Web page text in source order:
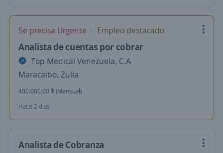
Se precisa Urgente Empleo destacado
Analista de cuentas por cobrar
Top Medical Venezuela, C.A
Maracaibo, Zulia
400.000,00 $ (Mensual)
Hace 2 días
Analista de Cobranza